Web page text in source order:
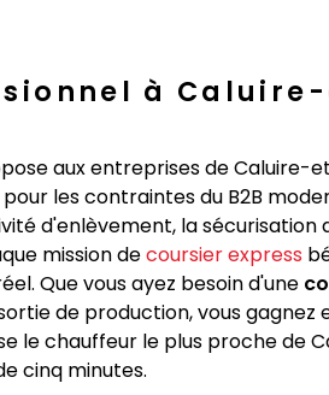
à
aux entreprises de Caluire-
les contraintes du B2B
d'enlèvement, la sécurisation
mission decoursier express
Que vous ayez besoin d'une
de production, vous gagnez
le chauffeur le plus proche de
cinq minutes.